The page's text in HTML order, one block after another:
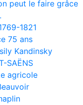
peut le faire grâce
1821
75 ans
Kandinsky
SAËNS
agricole